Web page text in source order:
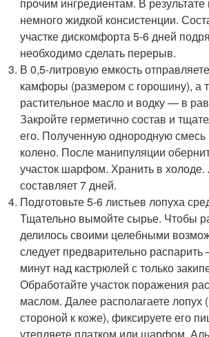
немного жидкой консистенции.
участке дискомфорта 5-6 дней
необходимо сделать перерыв.
В 0,5-литровую емкость
камфоры (размером с горошину), а
растительное масло и водку — в
Закройте герметично состав и
его. Полученную однородную смесь
колено. После манипуляции
участок шарфом. Хранить в холоде.
составляет 7 дней.
Подготовьте 5-6 листьев лопуха
Тщательно вымойте сырье. Чтобы
делилось своими целебными
следует предварительно
минут над кастрюлей с только
Обработайте участок поражения
маслом. Далее располагаете лопух
стороной к коже), фиксируете его